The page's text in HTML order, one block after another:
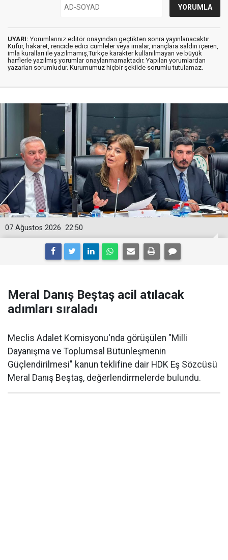
UYARI: Yorumlarınız editör onayından geçtikten sonra yayınlanacaktır.
Küfür, hakaret, rencide edici cümleler veya imalar, inançlara saldırı içeren,
imla kuralları ile yazılmamış,Türkçe karakter kullanılmayan ve büyük
harflerle yazılmış yorumlar onaylanmamaktadır. Yapılan yorumlardan
yazarları sorumludur. Kurumumuz hiçbir şekilde sorumlu tutulamaz.
22:50
07 Ağustos 2026
Meral Danış Beştaş acil atılacak
adımları sıraladı
Meclis Adalet Komisyonu'nda görüşülen "Milli
Dayanışma ve Toplumsal Bütünleşmenin
Güçlendirilmesi" kanun teklifine dair HDK Eş Sözcüsü
Meral Danış Beştaş, değerlendirmelerde bulundu.